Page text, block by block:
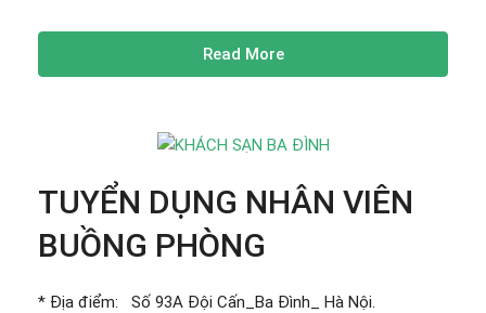
Read More
TUYỂN DỤNG NHÂN VIÊN
BUỒNG PHÒNG
* Địa điểm: Số 93A Đội Cấn_Ba Đình_ Hà Nội.